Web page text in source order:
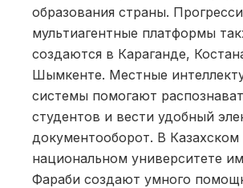
образования страны.
мультиагентные платформы
создаются в Караганде,
Шымкенте. Местные
системы помогают
студентов и вести удобный
документооборот. В Казахском
национальном университете
Фараби создают умного